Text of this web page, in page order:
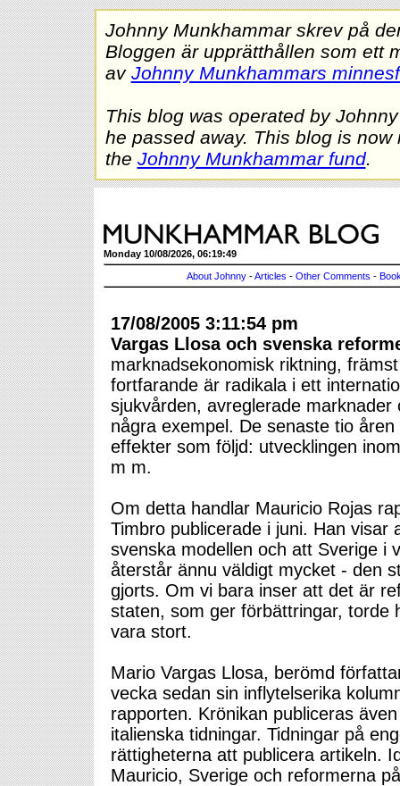
Johnny Munkhammar skrev på
Bloggen är upprätthållen som ett
av Johnny Munkhammars
This blog was operated by
he passed away. This blog is
the Johnny Munkhammar fund.
Monday 10/08/2026, 06:19:49
About Johnny -Articles - Other Comments -
17/08/2005 3:11:54 pm
Vargas Llosa och svenska
marknadsekonomisk riktning,
fortfarande är radikala i ett
sjukvården, avreglerade
några exempel. De senaste tio
effekter som följd: utvecklingen
m m.
Om detta handlar Mauricio Rojas
Timbro publicerade i juni. Han
svenska modellen och att Sverige i
återstår ännu väldigt mycket - den
gjorts. Om vi bara inser att det är
staten, som ger förbättringar, torde
vara stort.
Mario Vargas Llosa, berömd
vecka sedan sin inflytelserika
rapporten. Krönikan publiceras
italienska tidningar. Tidningar på
rättigheterna att publicera artikeln.
Mauricio, Sverige och reformerna